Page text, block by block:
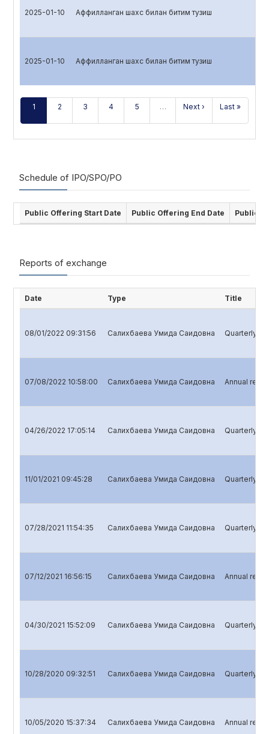
2025-01-10 Аффилланган шахс билан битим тузиш
2025-01-10 Аффилланган шахс билан битим тузиш
1 2 3 4 5 … Next › Last »
Schedule of IPO/SPO/PO
Public Offering Start Date Public Offering End Date Public
Reports of exchange
Date Type Title
08/01/2022 09:31:56 Салихбаева Умида Саидовна Quarterly
07/08/2022 10:58:00 Салихбаева Умида Саидовна Annual
04/26/2022 17:05:14 Салихбаева Умида Саидовна Quarterly
11/01/2021 09:45:28 Салихбаева Умида Саидовна Quarterly
07/28/2021 11:54:35 Салихбаева Умида Саидовна Quarterly
07/12/2021 16:56:15 Салихбаева Умида Саидовна Annual
04/30/2021 15:52:09 Салихбаева Умида Саидовна Quarterly
10/28/2020 09:32:51 Салихбаева Умида Саидовна Quarterly
10/05/2020 15:37:34 Салихбаева Умида Саидовна Annual